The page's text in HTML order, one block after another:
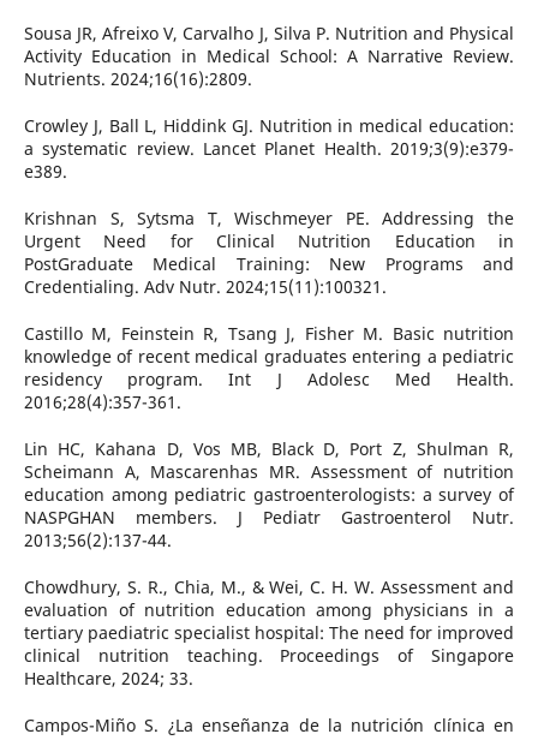
Sousa JR, Afreixo V, Carvalho J, Silva P. Nutrition and Physical
Activity Education in Medical School: A Narrative Review.
Nutrients. 2024;16(16):2809.
Crowley J, Ball L, Hiddink GJ. Nutrition in medical education:
a systematic review. Lancet Planet Health. 2019;3(9):e379-
e389.
Krishnan S, Sytsma T, Wischmeyer PE. Addressing the
Urgent Need for Clinical Nutrition Education in
PostGraduate Medical Training: New Programs and
Credentialing. Adv Nutr. 2024;15(11):100321.
Castillo M, Feinstein R, Tsang J, Fisher M. Basic nutrition
knowledge of recent medical graduates entering a pediatric
residency program. Int J Adolesc Med Health.
2016;28(4):357-361.
Lin HC, Kahana D, Vos MB, Black D, Port Z, Shulman R,
Scheimann A, Mascarenhas MR. Assessment of nutrition
education among pediatric gastroenterologists: a survey of
NASPGHAN members. J Pediatr Gastroenterol Nutr.
2013;56(2):137-44.
Chowdhury, S. R., Chia, M., & Wei, C. H. W. Assessment and
evaluation of nutrition education among physicians in a
tertiary paediatric specialist hospital: The need for improved
clinical nutrition teaching. Proceedings of Singapore
Healthcare, 2024; 33.
Campos-Miño S. ¿La enseñanza de la nutrición clínica en